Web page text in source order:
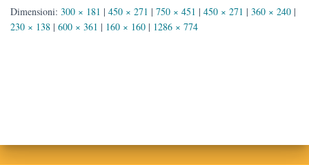
Dimensioni: 300 × 181 | 450 × 271 | 750 × 451 | 450 × 271 | 360 × 240 |
230 × 138 | 600 × 361 | 160 × 160 | 1286 × 774